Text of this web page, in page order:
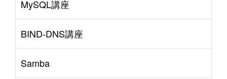
MySQL講座
BIND-DNS講座
Samba